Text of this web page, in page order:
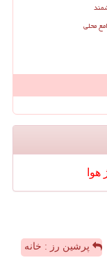
محلی
هوا
پرشین رز : خانه